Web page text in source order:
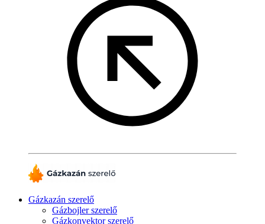
Gázkazán szerelő
Gázbojler szerelő
Gázkonvektor szerelő